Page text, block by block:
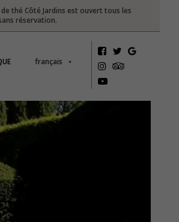
thé Côté Jardins est ouvert tous les
réservation.
français